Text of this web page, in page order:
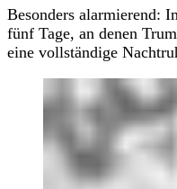
Besonders alarmierend:
fünf Tage, an denen
eine vollständige